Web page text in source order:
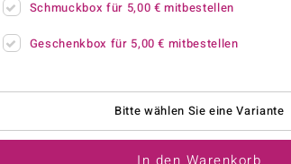
Ringgröße ermitteln
Turmalin
Grün Gelb
Schmuckbox für 5,00 € mitbestellen
Geschenkbox für 5,00 € mitbestellen
Bitte wählen Sie eine Variante